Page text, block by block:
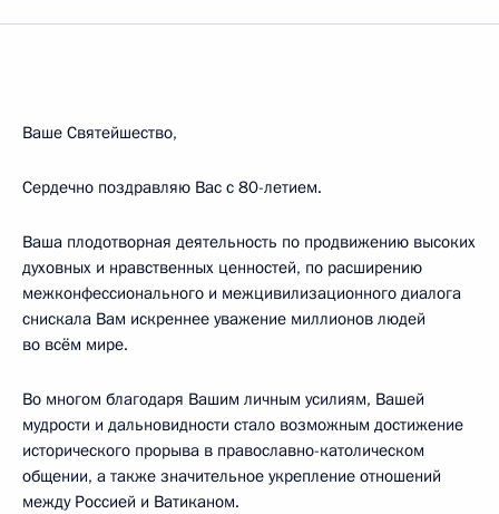
Ваше Святейшество,
Сердечно поздравляю Вас с 80-летием.
Ваша плодотворная деятельность по продвижению высоких
духовных и нравственных ценностей, по расширению
межконфессионального и межцивилизационного диалога
снискала Вам искреннее уважение миллионов людей
во всём мире.
Во многом благодаря Вашим личным усилиям, Вашей
мудрости и дальновидности стало возможным достижение
исторического прорыва в православно-католическом
общении, а также значительное укрепление отношений
между Россией и Ватиканом.